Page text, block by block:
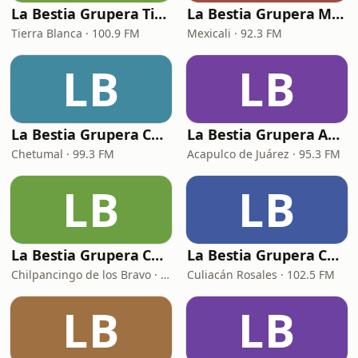
La Bestia Grupera Tierra Blanca
Tierra Blanca · 100.9 FM
La Bestia Grupera Mexicali
Mexicali · 92.3 FM
LB
La Bestia Grupera Chetumal
Chetumal · 99.3 FM
LB
La Bestia Grupera Acapulco de Juárez
Acapulco de Juárez · 95.3 FM
LB
La Bestia Grupera Chilpancingo de los Bravo
Chilpancingo de los Bravo · 99.7 FM
LB
La Bestia Grupera Culiacán Rosales
Culiacán Rosales · 102.5 FM
LB LB